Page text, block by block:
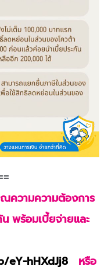
ความความต้องการ
พร้อมเบี้ยจ่ายและ
hHXdJj8 หรือ